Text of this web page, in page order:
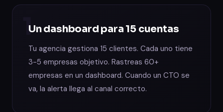
1
Un dashboard para 15 cuentas
Tu agencia gestiona 15 clientes. Cada uno tiene
3-5 empresas objetivo. Rastreas 60+
empresas en un dashboard. Cuando un CTO se
va, la alerta llega al canal correcto.